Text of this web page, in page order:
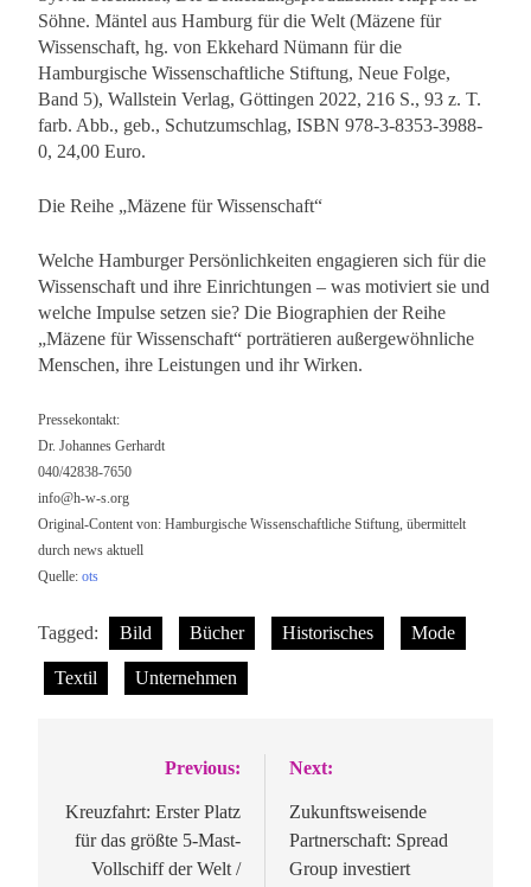
Söhne. Mäntel aus Hamburg für die Welt (Mäzene für
Wissenschaft, hg. von Ekkehard Nümann für die
Hamburgische Wissenschaftliche Stiftung, Neue Folge,
Band 5), Wallstein Verlag, Göttingen 2022, 216 S., 93 z. T.
farb. Abb., geb., Schutzumschlag, ISBN 978-3-8353-3988-
0, 24,00 Euro.
Die Reihe „Mäzene für Wissenschaft“
Welche Hamburger Persönlichkeiten engagieren sich für die
Wissenschaft und ihre Einrichtungen – was motiviert sie und
welche Impulse setzen sie? Die Biographien der Reihe
„Mäzene für Wissenschaft“ porträtieren außergewöhnliche
Menschen, ihre Leistungen und ihr Wirken.
Pressekontakt:
Dr. Johannes Gerhardt
040/42838-7650
info@h-w-s.org
Original-Content von: Hamburgische Wissenschaftliche Stiftung, übermittelt
durch news aktuell
Quelle: ots
Tagged: Bild Bücher Historisches Mode
Textil Unternehmen
Beitragsnavigation
Previous:
Kreuzfahrt: Erster Platz
für das größte 5-Mast-
Vollschiff der Welt /
Next:
Zukunftsweisende
Partnerschaft: Spread
Group investiert